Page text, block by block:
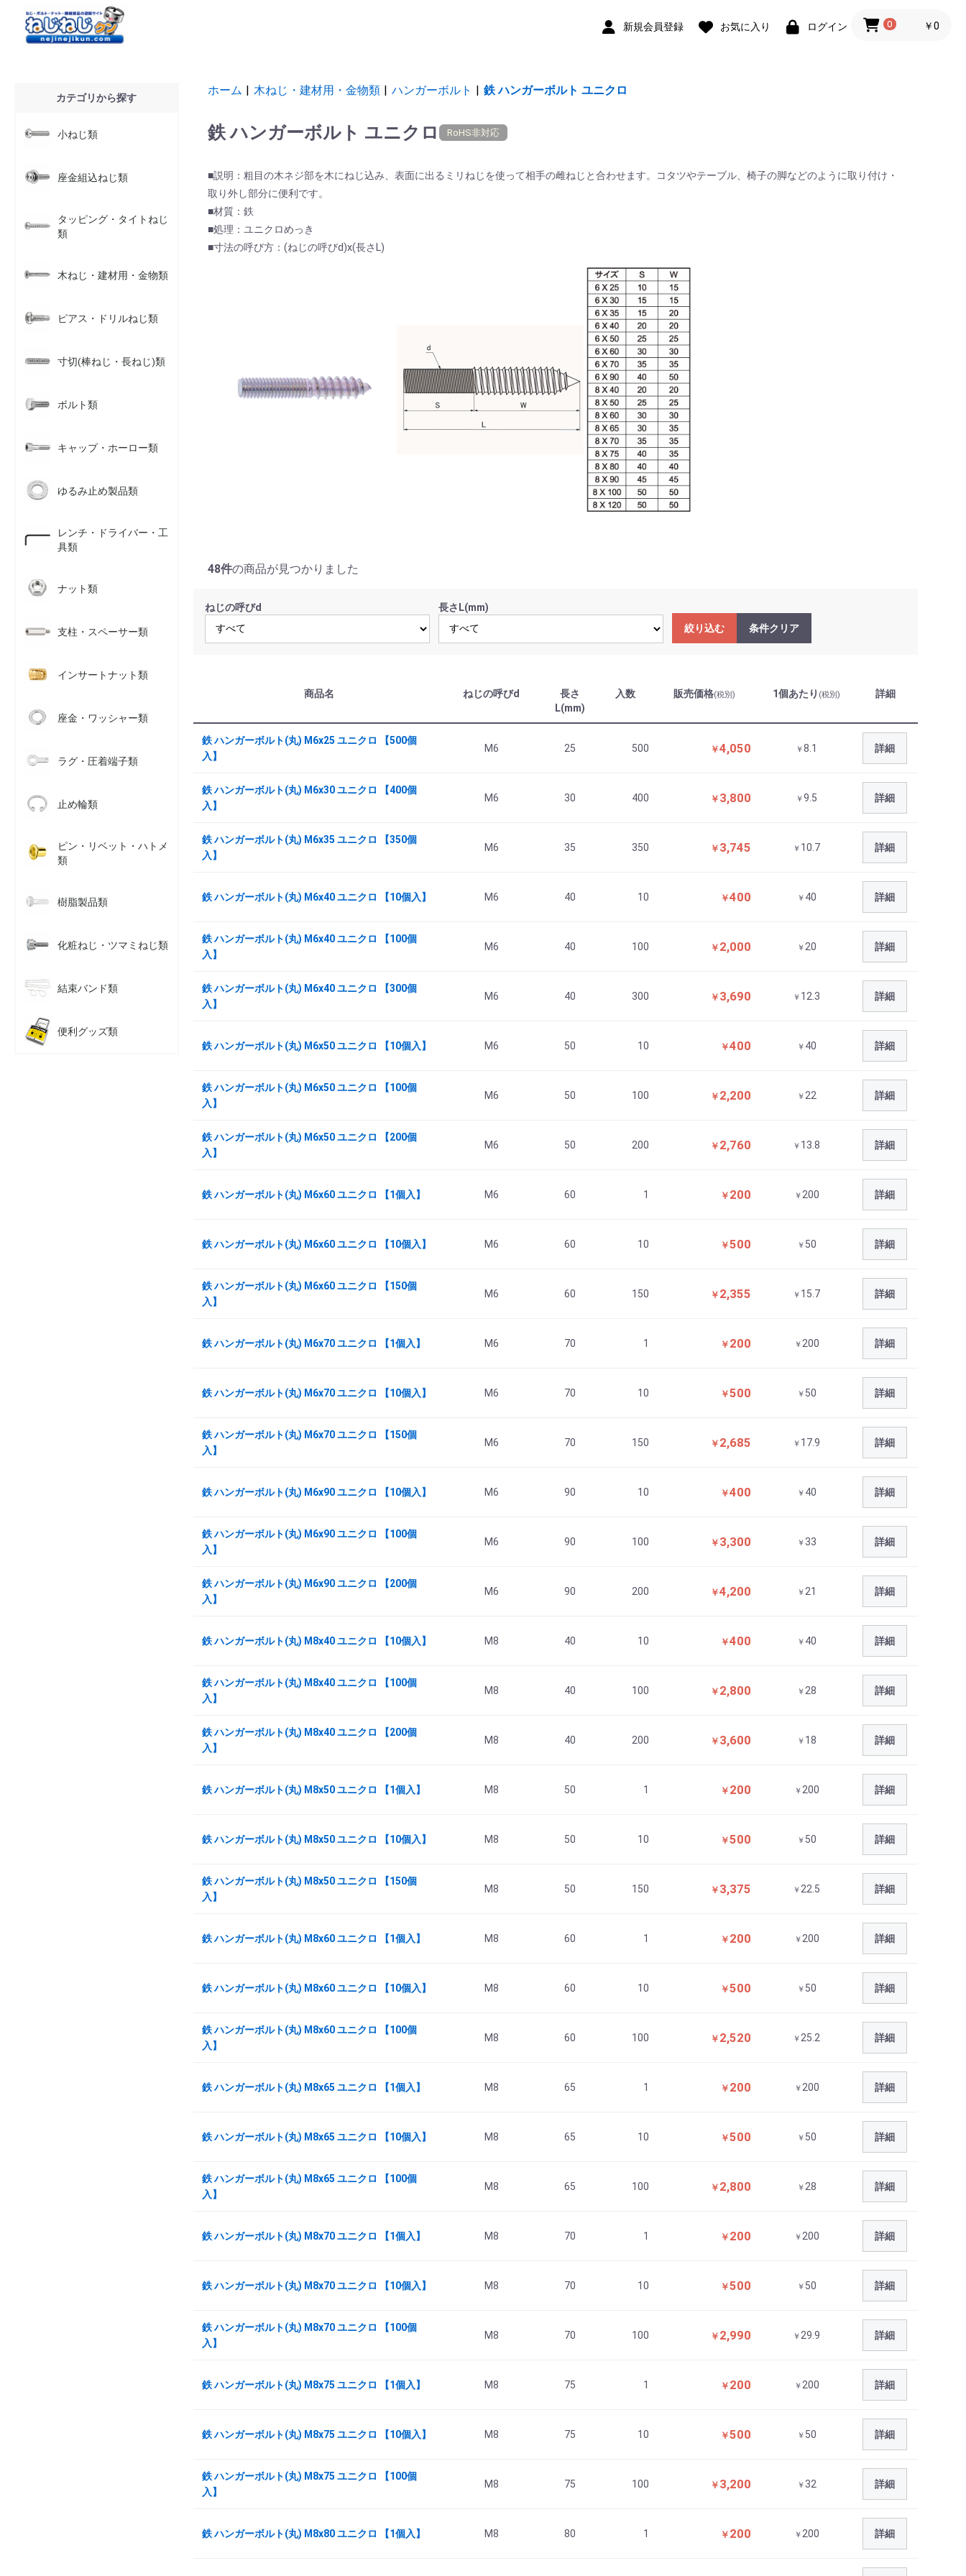
新規会員登録 お気に入り ログイン 0 ￥0
カテゴリから探す
小ねじ類
座金組込ねじ類
タッピング・タイトねじ
類
木ねじ・建材用・金物類
ピアス・ドリルねじ類
寸切(棒ねじ・長ねじ)類
ボルト類
キャップ・ホーロー類
ゆるみ止め製品類
レンチ・ドライバー・工
具類
ナット類
支柱・スペーサー類
インサートナット類
座金・ワッシャー類
ラグ・圧着端子類
止め輪類
ピン・リベット・ハトメ
類
樹脂製品類
化粧ねじ・ツマミねじ類
結束バンド類
便利グッズ類
ホーム | 木ねじ・建材用・金物類 | ハンガーボルト | 鉄 ハンガーボルト ユニクロ
鉄 ハンガーボルト ユニクロ RoHS非対応
■説明：粗目の木ネジ部を木にねじ込み、表面に出るミリねじを使って相手の雌ねじと合わせます。コタツやテーブル、椅子の脚などのように取り付け・
取り外し部分に便利です。
■材質：鉄
■処理：ユニクロめっき
■寸法の呼び方：(ねじの呼びd)x(長さL)
48件の商品が見つかりました
ねじの呼びd
長さL(mm)
絞り込む
条件クリア
商品名 ねじの呼びd
長さ
L(mm)
入数 販売価格(税別) 1個あたり (税別) 詳細
鉄 ハンガーボルト(丸) M6x25 ユニクロ 【500個
入】
M6 25 500 ￥4,050 ￥8.1 詳細
鉄 ハンガーボルト(丸) M6x30 ユニクロ 【400個
入】
M6 30 400 ￥ 3,800 ￥9.5 詳細
鉄 ハンガーボルト(丸) M6x35 ユニクロ 【350個
入】
M6 35 350 ￥ 3,745 ￥ 10.7 詳細
鉄 ハンガーボルト(丸) M6x40 ユニクロ 【10個入】 M6 40 10 ￥400 ￥ 40 詳細
鉄 ハンガーボルト(丸) M6x40 ユニクロ 【100個
入】
M6 40 100 ￥ 2,000 ￥ 20 詳細
鉄 ハンガーボルト(丸) M6x40 ユニクロ 【300個
入】
M6 40 300 ￥ 3,690 ￥ 12.3 詳細
鉄 ハンガーボルト(丸) M6x50 ユニクロ 【10個入】 M6 50 10 ￥400 ￥ 40 詳細
鉄 ハンガーボルト(丸) M6x50 ユニクロ 【100個
入】
M6 50 100 ￥ 2,200 ￥ 22 詳細
鉄 ハンガーボルト(丸) M6x50 ユニクロ 【200個
入】
M6 50 200 ￥ 2,760 ￥ 13.8 詳細
鉄 ハンガーボルト(丸) M6x60 ユニクロ 【1個入】 M6 60 1 ￥ 200 ￥ 200 詳細
鉄 ハンガーボルト(丸) M6x60 ユニクロ 【10個入】 M6 60 10 ￥500 ￥ 50 詳細
鉄 ハンガーボルト(丸) M6x60 ユニクロ 【150個
入】
M6 60 150 ￥ 2,355 ￥ 15.7 詳細
鉄 ハンガーボルト(丸) M6x70 ユニクロ 【1個入】 M6 70 1 ￥ 200 ￥ 200 詳細
鉄 ハンガーボルト(丸) M6x70 ユニクロ 【10個入】 M6 70 10 ￥500 ￥ 50 詳細
鉄 ハンガーボルト(丸) M6x70 ユニクロ 【150個
入】
M6 70 150 ￥ 2,685 ￥ 17.9 詳細
鉄 ハンガーボルト(丸) M6x90 ユニクロ 【10個入】 M6 90 10 ￥400 ￥ 40 詳細
鉄 ハンガーボルト(丸) M6x90 ユニクロ 【100個
入】
M6 90 100 ￥ 3,300 ￥ 33 詳細
鉄 ハンガーボルト(丸) M6x90 ユニクロ 【200個
入】
M6 90 200 ￥4,200 ￥ 21 詳細
鉄 ハンガーボルト(丸) M8x40 ユニクロ 【10個入】 M8 40 10 ￥400 ￥ 40 詳細
鉄 ハンガーボルト(丸) M8x40 ユニクロ 【100個
入】
M8 40 100 ￥ 2,800 ￥ 28 詳細
鉄 ハンガーボルト(丸) M8x40 ユニクロ 【200個
入】
M8 40 200 ￥ 3,600 ￥ 18 詳細
鉄 ハンガーボルト(丸) M8x50 ユニクロ 【1個入】 M8 50 1 ￥ 200 ￥ 200 詳細
鉄 ハンガーボルト(丸) M8x50 ユニクロ 【10個入】 M8 50 10 ￥500 ￥ 50 詳細
鉄 ハンガーボルト(丸) M8x50 ユニクロ 【150個
入】
M8 50 150 ￥ 3,375 ￥22.5 詳細
鉄 ハンガーボルト(丸) M8x60 ユニクロ 【1個入】 M8 60 1 ￥ 200 ￥ 200 詳細
鉄 ハンガーボルト(丸) M8x60 ユニクロ 【10個入】 M8 60 10 ￥500 ￥ 50 詳細
鉄 ハンガーボルト(丸) M8x60 ユニクロ 【100個
入】
M8 60 100 ￥ 2,520 ￥25.2 詳細
鉄 ハンガーボルト(丸) M8x65 ユニクロ 【1個入】 M8 65 1 ￥ 200 ￥ 200 詳細
鉄 ハンガーボルト(丸) M8x65 ユニクロ 【10個入】 M8 65 10 ￥500 ￥ 50 詳細
鉄 ハンガーボルト(丸) M8x65 ユニクロ 【100個
入】
M8 65 100 ￥ 2,800 ￥ 28 詳細
鉄 ハンガーボルト(丸) M8x70 ユニクロ 【1個入】 M8 70 1 ￥ 200 ￥ 200 詳細
鉄 ハンガーボルト(丸) M8x70 ユニクロ 【10個入】 M8 70 10 ￥500 ￥ 50 詳細
鉄 ハンガーボルト(丸) M8x70 ユニクロ 【100個
入】
M8 70 100 ￥ 2,990 ￥29.9 詳細
鉄 ハンガーボルト(丸) M8x75 ユニクロ 【1個入】 M8 75 1 ￥ 200 ￥ 200 詳細
鉄 ハンガーボルト(丸) M8x75 ユニクロ 【10個入】 M8 75 10 ￥500 ￥ 50 詳細
鉄 ハンガーボルト(丸) M8x75 ユニクロ 【100個
入】
M8 75 100 ￥ 3,200 ￥ 32 詳細
鉄 ハンガーボルト(丸) M8x80 ユニクロ 【1個入】 M8 80 1 ￥ 200 ￥ 200 詳細